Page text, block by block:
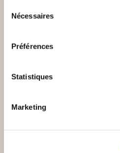
Nécessaires
Préférences
Statistiques
Marketing